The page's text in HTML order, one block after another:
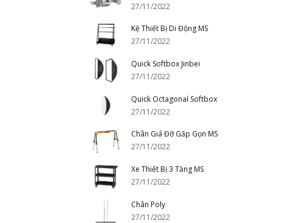
27/11/2022
Kệ Thiết Bị Di Động MS
27/11/2022
Quick Softbox Jinbei
27/11/2022
Quick Octagonal Softbox
27/11/2022
Chân Giá Đỡ Gấp Gọn MS
27/11/2022
Xe Thiết Bị 3 Tầng MS
27/11/2022
Chân Poly
27/11/2022